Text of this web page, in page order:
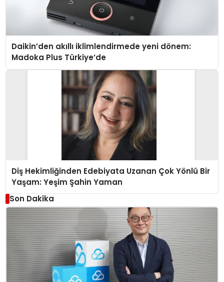
Daikin’den akıllı iklimlendirmede yeni dönem:
Madoka Plus Türkiye’de
Diş Hekimliğinden Edebiyata Uzanan Çok Yönlü Bir
Yaşam: Yeşim Şahin Yaman
Son Dakika